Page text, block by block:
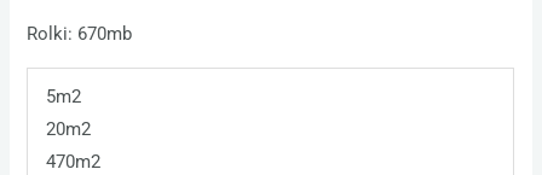
Rolki: 670mb
5m2
20m2
470m2